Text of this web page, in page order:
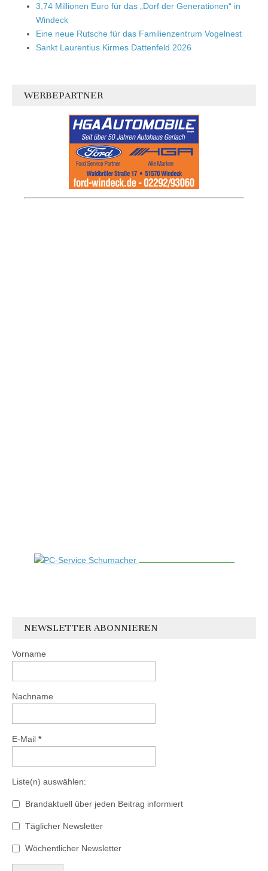
3,74 Millionen Euro für das „Dorf der Generationen“ in
Windeck
Eine neue Rutsche für das Familienzentrum Vogelnest
Sankt Laurentius Kirmes Dattenfeld 2026
WERBEPARTNER
NEWSLETTER ABONNIEREN
Vorname
Nachname
E-Mail *
Liste(n) auswählen:
Brandaktuell über jeden Beitrag informiert
Täglicher Newsletter
Wöchentlicher Newsletter